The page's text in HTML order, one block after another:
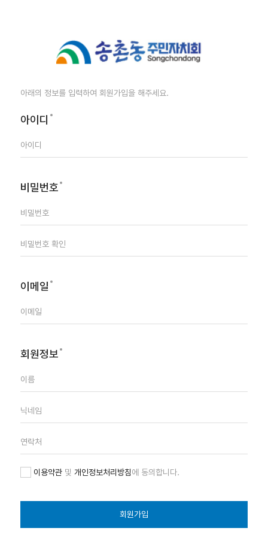
아래의 정보를 입력하여 회원가입을 해주세요.
아이디
비밀번호
이메일
회원정보
이용약관 및 개인정보처리방침에 동의합니다.
회원가입